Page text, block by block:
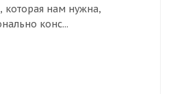
которая нам нужна,
конс...